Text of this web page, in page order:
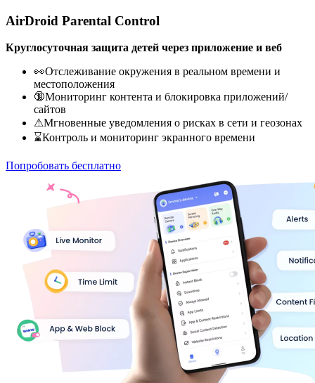
AirDroid Parental Control
Круглосуточная защита детей через приложение и веб
👀Отслеживание окружения в реальном времени и
местоположения
🔞Мониторинг контента и блокировка приложений/
сайтов
⚠Мгновенные уведомления о рисках в сети и геозонах
⌛Контроль и мониторинг экранного времени
Попробовать бесплатно